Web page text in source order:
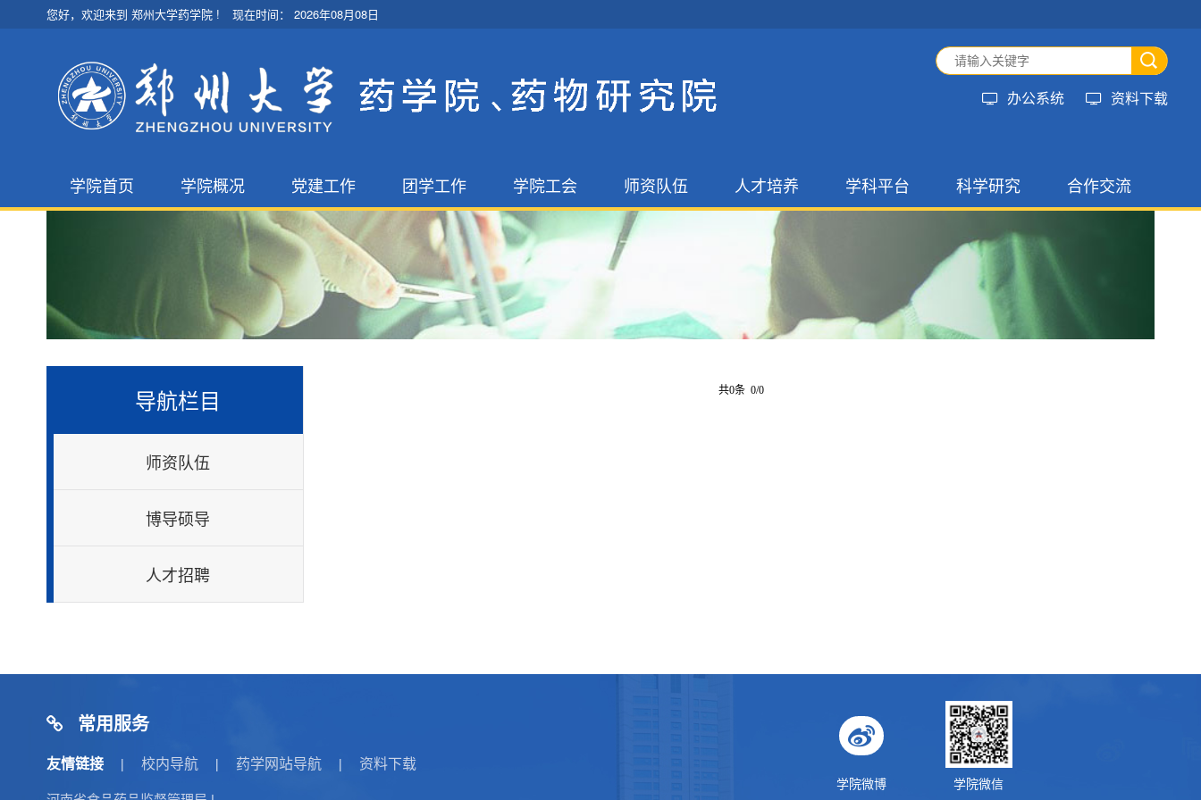
您好，欢迎来到 郑州大学药学院 ! 现在时间： 2026年08月08日
办公系统 资料下载
学院首页 学院概况
学院简介
机构设置
大 事 记
党建工作
学院党委
支部设置
统战工作
党建动态
团学工作
学生工作
团委工作
学院工会
学院工会
师资队伍
师资队伍
人才培养
博士研究生教育
硕士研究生教育
本科教育
教授委员会
学科平台
省级平台
科学研究
科研成果
学术交流
合作交流
国内合作交流
标本馆
导航栏目
师资队伍
博导硕导
人才招聘
共0条 0/0
常用服务
友情链接 | 校内导航 | 药学网站导航 | 资料下载
学院微博 学院微信